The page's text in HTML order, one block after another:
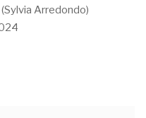
Arredondo)